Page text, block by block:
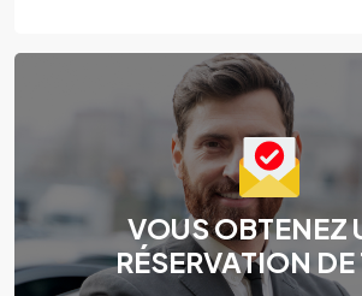
VOUS OBTENEZ
RÉSERVATION